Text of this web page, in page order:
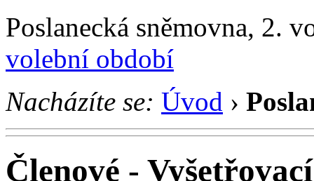
Poslanecká sněmovna, 2.
volební období
Nacházíte se: Úvod ›
Členové -